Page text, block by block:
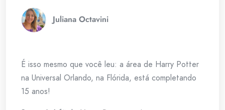
Juliana Octavini
É isso mesmo que você leu: a área de Harry Potter
na Universal Orlando, na Flórida, está completando
15 anos!